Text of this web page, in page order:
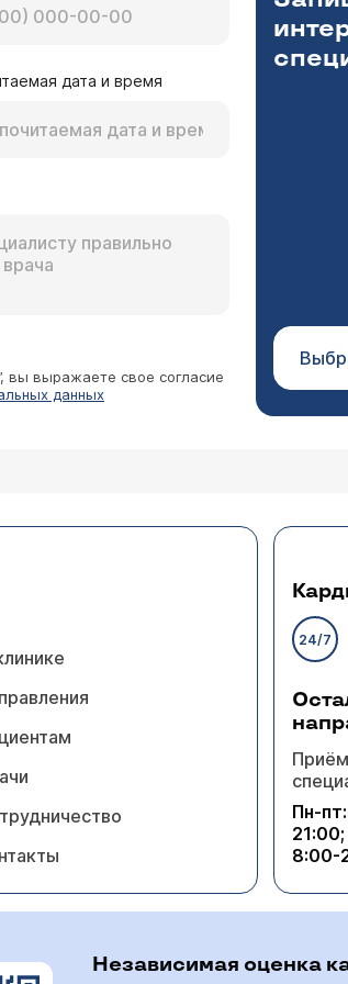
кормление или оно невозможно? Имеют ли протезы
- кормление грудью возможно
менять протезы раз в 15
приема
хирург Маренич Владимир
производства (фирмы McGan или
только после очной консультации. Данных о том, что
дата и время
вы выражаете свое согласие
данных
24/7
Приём
Пн-
8:00-
Независимая оценка